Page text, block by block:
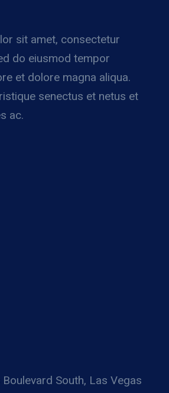
sit amet, consectetur
do eiusmod tempor
et dolore magna aliqua.
senectus et netus et
ac.
South, Las Vegas